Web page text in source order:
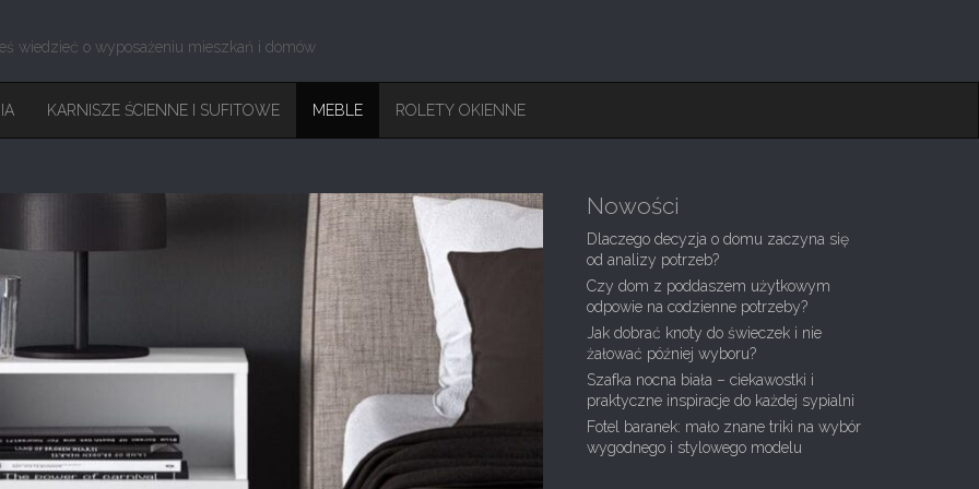
wiedzieć o wyposażeniu mieszkań i domów
KARNISZE ŚCIENNE I SUFITOWE MEBLE ROLETY OKIENNE
Nowości
Dlaczego decyzja o domu zaczyna się
od analizy potrzeb?
Czy dom z poddaszem użytkowym
odpowie na codzienne potrzeby?
Jak dobrać knoty do świeczek i nie
żałować później wyboru?
Szafka nocna biała – ciekawostki i
praktyczne inspiracje do każdej sypialni
Fotel baranek: mało znane triki na wybór
wygodnego i stylowego modelu